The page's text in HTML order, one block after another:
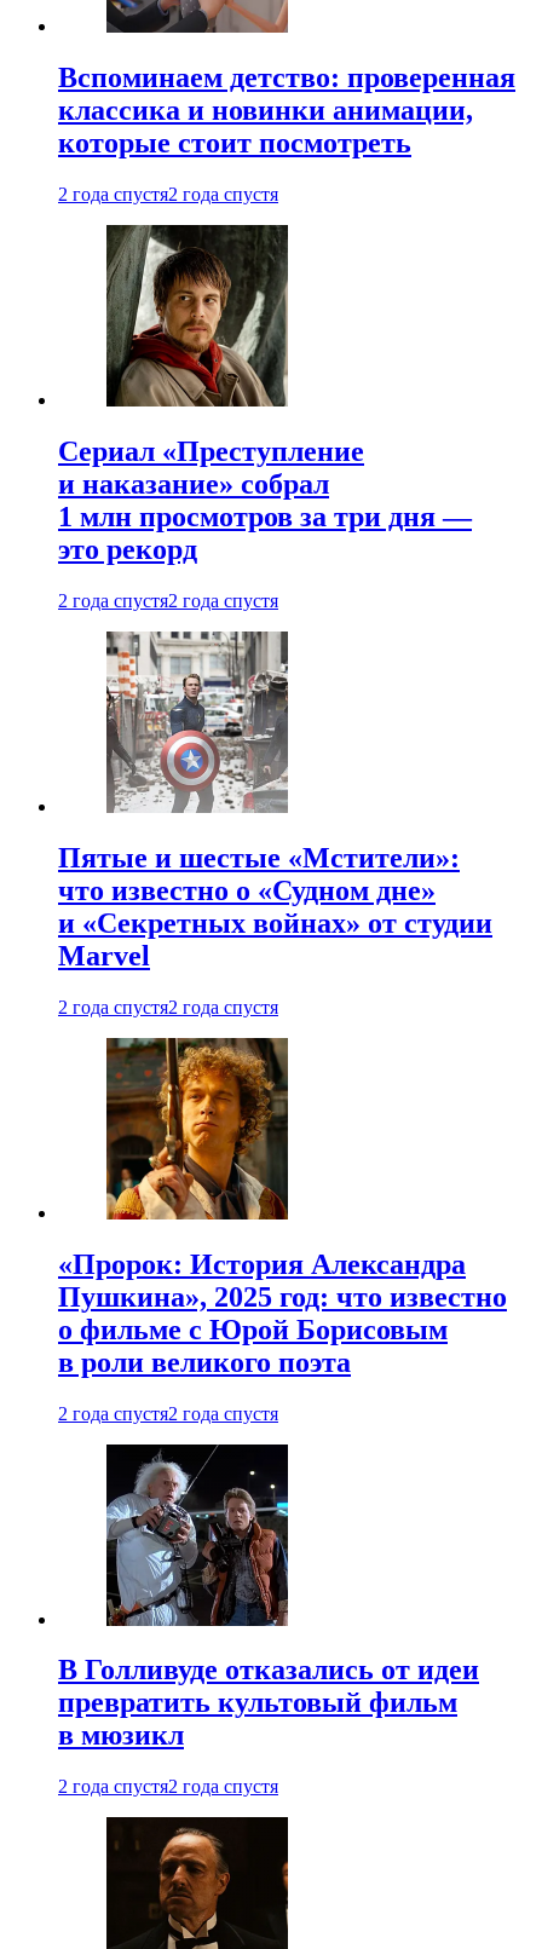
Вспоминаем детство: проверенная
классика и новинки анимации,
которые стоит посмотреть
2 года спустя2 года спустя
Сериал «Преступление
и наказание» собрал
1 млн просмотров за три дня —
это рекорд
2 года спустя2 года спустя
Пятые и шестые «Мстители»:
что известно о «Судном дне»
и «Секретных войнах» от студии
Marvel
2 года спустя2 года спустя
«Пророк: История Александра
Пушкина», 2025 год: что известно
о фильме с Юрой Борисовым
в роли великого поэта
2 года спустя2 года спустя
В Голливуде отказались от идеи
превратить культовый фильм
в мюзикл
2 года спустя2 года спустя